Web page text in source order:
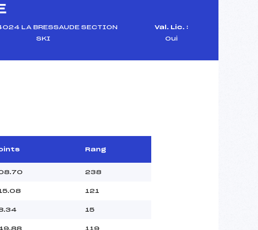
LA BRESSAUDE SECTION
SKI
Val. Lic. :
Oui
Rang
238
121
15
119